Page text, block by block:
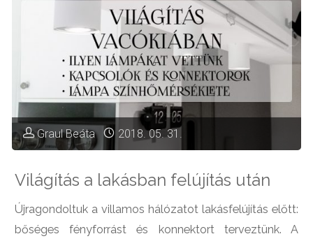
Graul Beáta 2018. 05. 31.
Világítás a lakásban felújítás után
Újragondoltuk a villamos hálózatot lakásfelújítás előtt:
bőséges fényforrást és konnektort terveztünk. A